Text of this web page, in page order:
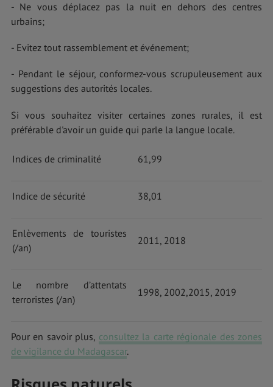
- Ne vous déplacez pas la nuit en dehors des centres
urbains;
- Evitez tout rassemblement et événement;
- Pendant le séjour, conformez-vous scrupuleusement aux
suggestions des autorités locales.
Si vous souhaitez visiter certaines zones rurales, il est
préférable d'avoir un guide qui parle la langue locale.
Indices de criminalité 61,99
Indice de sécurité 38,01
Enlèvements de touristes
(/an)
2011, 2018
Le nombre d’attentats
terroristes (/an)
1998, 2002,2015, 2019
Pour en savoir plus, consultez la carte régionale des zones
de vigilance du Madagascar.